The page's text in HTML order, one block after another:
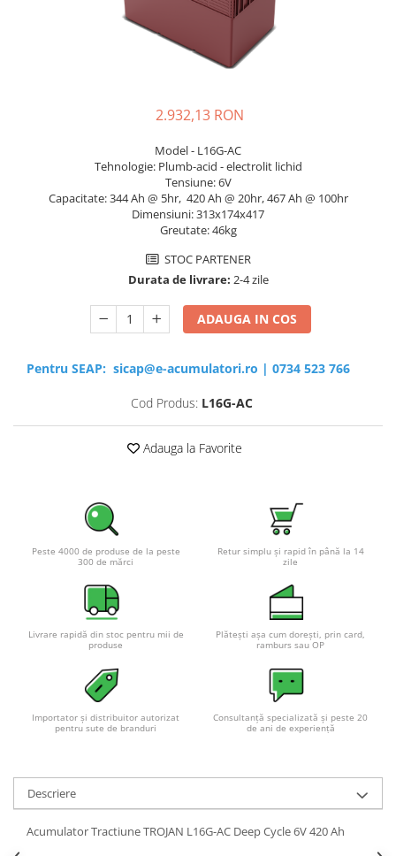
Sisteme de management (BMS)
Redresoare, incarcatoare si testere
2.932,13 RON
Model - L16G-AC
Tehnologie: Plumb-acid - electrolit lichid
Tensiune: 6V
Capacitate: 344 Ah @ 5hr, 420 Ah @ 20hr, 467 Ah @ 100hr
Dimensiuni: 313x174x417
Greutate: 46kg
STOC PARTENER
Durata de livrare: 2-4 zile
ADAUGA IN COS
Pentru SEAP: sicap@e-acumulatori.ro | 0734 523 766
Cod Produs: L16G-AC
Adauga la Favorite
Peste 4000 de produse de la peste
300 de mărci
Retur simplu și rapid în până la 14
zile
Livrare rapidă din stoc pentru mii de
produse
Plătești așa cum dorești, prin card,
ramburs sau OP
Importator și distribuitor autorizat
pentru sute de branduri
Consultanță specializată și peste 20
de ani de experiență
Descriere
Acumulator Tractiune TROJAN L16G-AC Deep Cycle 6V 420 Ah